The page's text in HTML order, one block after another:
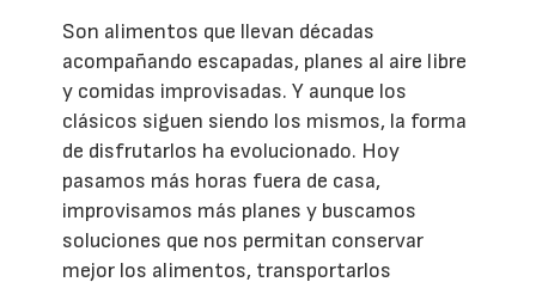
Son alimentos que llevan décadas
acompañando escapadas, planes al aire libre
y comidas improvisadas. Y aunque los
clásicos siguen siendo los mismos, la forma
de disfrutarlos ha evolucionado. Hoy
pasamos más horas fuera de casa,
improvisamos más planes y buscamos
soluciones que nos permitan conservar
mejor los alimentos, transportarlos